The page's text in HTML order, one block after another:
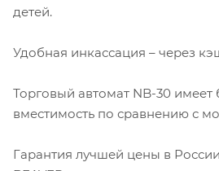
детей.
Удобная инкассация – через
Торговый автомат NB-30
вместимость по сравнению с
Гарантия лучшей цены в